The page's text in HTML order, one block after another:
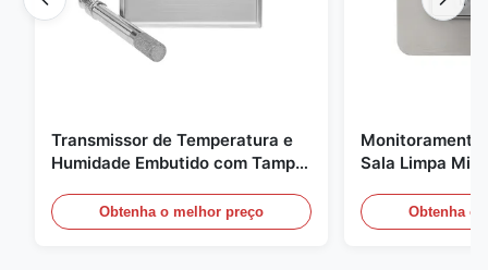
Transmissor de Temperatura e
Humidade Embutido com Tampa
Aço Inoxidável 316L
Obtenha o melhor preço
Monitoramento
Sala Limpa
médica / de
Obtenha o